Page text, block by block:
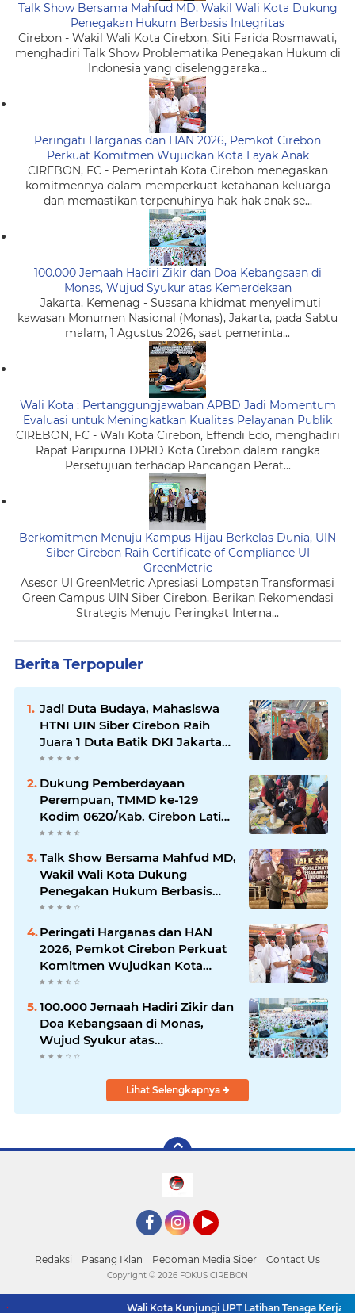
Talk Show Bersama Mahfud MD, Wakil Wali Kota Dukung
Penegakan Hukum Berbasis Integritas
Cirebon - Wakil Wali Kota Cirebon, Siti Farida Rosmawati,
menghadiri Talk Show Problematika Penegakan Hukum di
Indonesia yang diselenggaraka...
Peringati Harganas dan HAN 2026, Pemkot Cirebon
Perkuat Komitmen Wujudkan Kota Layak Anak
CIREBON, FC - Pemerintah Kota Cirebon menegaskan
komitmennya dalam memperkuat ketahanan keluarga
dan memastikan terpenuhinya hak-hak anak se...
100.000 Jemaah Hadiri Zikir dan Doa Kebangsaan di
Monas, Wujud Syukur atas Kemerdekaan
Jakarta, Kemenag - Suasana khidmat menyelimuti
kawasan Monumen Nasional (Monas), Jakarta, pada Sabtu
malam, 1 Agustus 2026, saat pemerinta...
Wali Kota : Pertanggungjawaban APBD Jadi Momentum
Evaluasi untuk Meningkatkan Kualitas Pelayanan Publik
CIREBON, FC - Wali Kota Cirebon, Effendi Edo, menghadiri
Rapat Paripurna DPRD Kota Cirebon dalam rangka
Persetujuan terhadap Rancangan Perat...
Berkomitmen Menuju Kampus Hijau Berkelas Dunia, UIN
Siber Cirebon Raih Certificate of Compliance UI
GreenMetric
Asesor UI GreenMetric Apresiasi Lompatan Transformasi
Green Campus UIN Siber Cirebon, Berikan Rekomendasi
Strategis Menuju Peringkat Interna...
Berita Terpopuler
Jadi Duta Budaya, Mahasiswa
HTNI UIN Siber Cirebon Raih
Juara 1 Duta Batik DKI Jakarta
2026
Dukung Pemberdayaan
Perempuan, TMMD ke-129
Kodim 0620/Kab. Cirebon Latih
Ibu-Ibu Tata Boga
Talk Show Bersama Mahfud MD,
Wakil Wali Kota Dukung
Penegakan Hukum Berbasis
Integritas
Peringati Harganas dan HAN
2026, Pemkot Cirebon Perkuat
Komitmen Wujudkan Kota
Layak Anak
100.000 Jemaah Hadiri Zikir dan
Doa Kebangsaan di Monas,
Wujud Syukur atas
Kemerdekaan
Lihat Selengkapnya
Redaksi Pasang Iklan Pedoman Media Siber Contact Us
Wali Kota Kunjungi UPT Latihan Tenaga Kerja,
Copyright © 2026 FOKUS CIREBON